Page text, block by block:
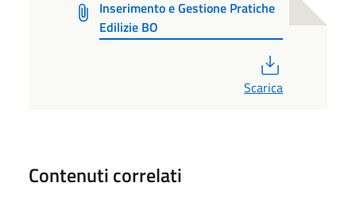
Inserimento e Gestione Pratiche
Edilizie BO
Scarica
Contenuti correlati